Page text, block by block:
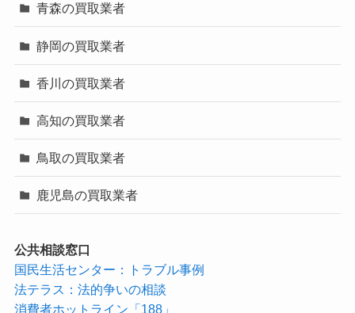
青森の買取業者
静岡の買取業者
香川の買取業者
高知の買取業者
鳥取の買取業者
鹿児島の買取業者
公共相談窓口
国民生活センター：トラブル事例
法テラス：法的争いの相談
消費者ホットライン「188」